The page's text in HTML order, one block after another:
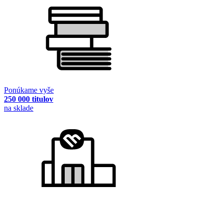
Ponúkame vyše
250 000 titulov
na sklade